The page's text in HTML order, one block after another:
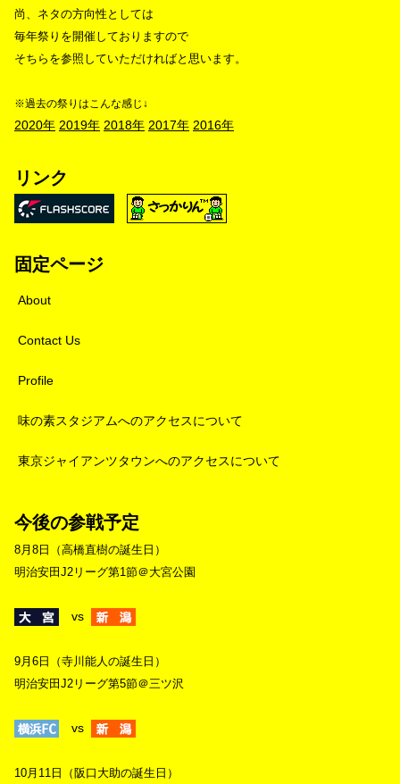
尚、ネタの方向性としては
毎年祭りを開催しておりますので
そちらを参照していただければと思います。
※過去の祭りはこんな感じ↓
2020年 2019年 2018年 2017年 2016年
リンク
固定ページ
About
Contact Us
Profile
味の素スタジアムへのアクセスについて
東京ジャイアンツタウンへのアクセスについて
今後の参戦予定
8月8日（高橋直樹の誕生日）
明治安田J2リーグ第1節＠大宮公園
vs
9月6日（寺川能人の誕生日）
明治安田J2リーグ第5節＠三ツ沢
vs
10月11日（阪口大助の誕生日）